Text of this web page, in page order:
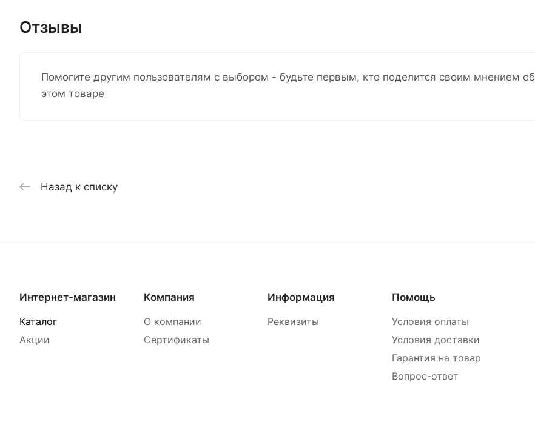
Отзывы
Помогите другим пользователям с выбором - будьте первым, кто поделится своим мнением об
этом товаре
Назад к списку
Интернет-магазин
Каталог
Акции
Компания
О компании
Сертификаты
Информация
Реквизиты
Помощь
Условия оплаты
Условия доставки
Гарантия на товар
Вопрос-ответ